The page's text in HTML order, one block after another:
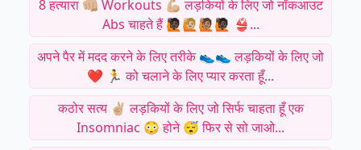
8 हत्यारा 👊🏼 Workouts 💪🏼 लड़कियों के लिए जो नॉकआउट
Abs चाहते हैं 🙋🏿🙋🏼🙋🏽🙋🏿 👙...
अपने पैर में मदद करने के लिए तरीके 👟👟 लड़कियों के लिए जो
❤️ 🏃 को चलाने के लिए प्यार करता हूँ...
कठोर सत्य ✌🏼 लड़कियों के लिए जो सिर्फ चाहता हूँ एक
Insomniac 😳 होने 😴 फिर से सो जाओ...